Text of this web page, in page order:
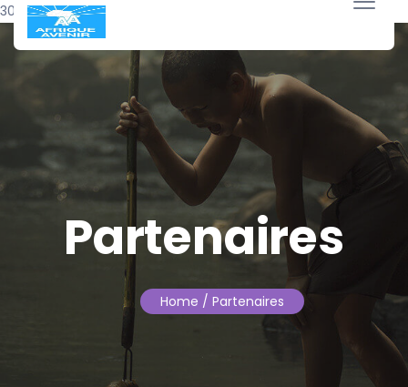
30 mars 2015
Partenaires
Home / Partenaires